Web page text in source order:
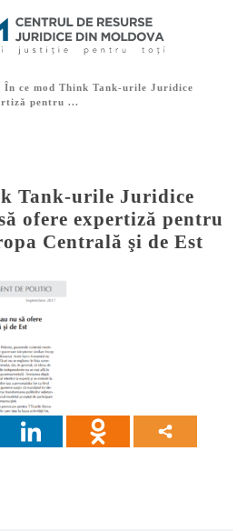
În ce mod Think Tank-urile Juridice
pentru ...
Tank-urile Juridice
ofere expertiză pentru
Centrală şi de Est